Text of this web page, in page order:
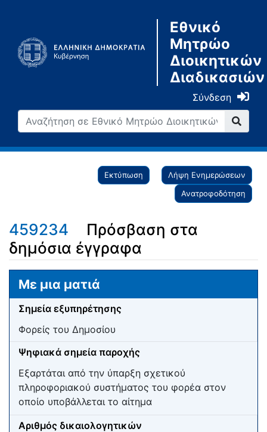
Εθνικό
Μητρώο
Διοικητικών
Διαδικασιών
Σύνδεση
Εκτύπωση
Λήψη Ενημερώσεων
Ανατροφοδότηση
459234
Πρόσβαση στα
δημόσια έγγραφα
Μετάβαση σε: πλοήγηση
Με μια ματιά
Σημεία εξυπηρέτησης
Φορείς του Δημοσίου
Ψηφιακά σημεία παροχής
Εξαρτάται από την ύπαρξη σχετικού
πληροφοριακού συστήματος του φορέα στον
οποίο υποβάλλεται το αίτημα
Αριθμός δικαιολογητικών